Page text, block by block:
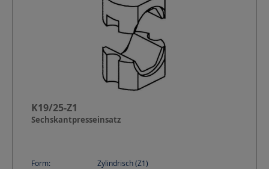
K19/25-Z1
Sechskantpresseinsatz
Form:
Zylindrisch (Z1)